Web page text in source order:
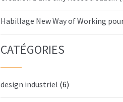
Habillage New Way of Working
CATÉGORIES
design industriel (6)